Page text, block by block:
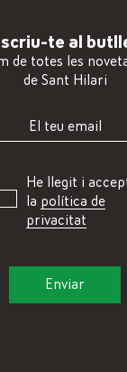
te al
de totes les
de Sant Hilari
He llegit i
la política de
privacitat